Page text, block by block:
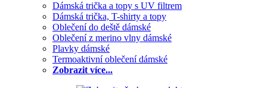
Dámská trička a topy s UV filtrem
Dámská trička, T-shirty a topy
Oblečení do deště dámské
Oblečení z merino vlny dámské
Plavky dámské
Termoaktivní oblečení dámské
Zobrazit více...